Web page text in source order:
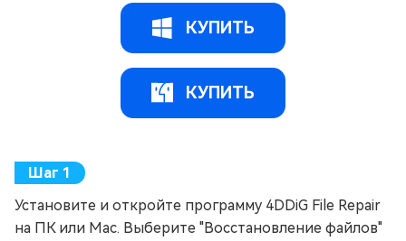
КУПИТЬ
КУПИТЬ
Установите и откройте программу 4DDiG File Repair
на ПК или Mac. Выберите "Восстановление файлов"